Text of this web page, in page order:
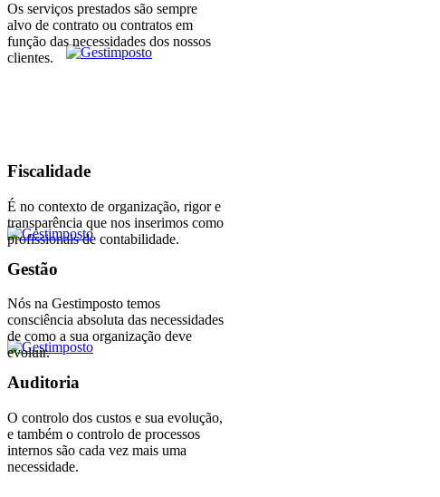
Os serviços prestados são sempre
alvo de contrato ou contratos em
função das necessidades dos nossos
clientes.
Fiscalidade
É no contexto de organização, rigor e
transparência que nos inserimos como
profissionais de contabilidade.
Gestão
Nós na Gestimposto temos
consciência absoluta das necessidades
de como a sua organização deve
evoluir.
Auditoria
O controlo dos custos e sua evolução,
e também o controlo de processos
internos são cada vez mais uma
necessidade.